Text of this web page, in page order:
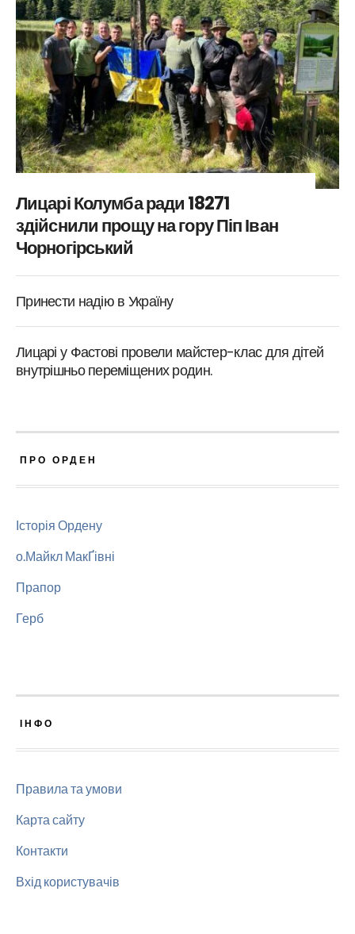
Лицарі Колумба ради 18271
здійснили прощу на гору Піп Іван
Чорногірський
Принести надію в Україну
Лицарі у Фастові провели майстер-клас для дітей
внутрішньо переміщених родин.
ПРО ОРДЕН
Історія Ордену
о.Майкл МакҐівні
Прапор
Герб
ІНФО
Правила та умови
Карта сайту
Контакти
Вхід користувачів